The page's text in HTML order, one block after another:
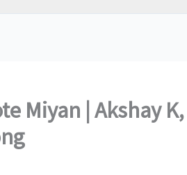
Miyan | Akshay K,